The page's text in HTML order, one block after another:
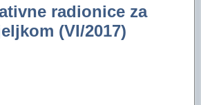
radionice za
(VI/2017)